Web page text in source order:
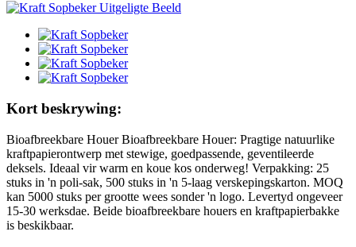
Kort beskrywing:
Bioafbreekbare Houer Bioafbreekbare Houer: Pragtige natuurlike
kraftpapierontwerp met stewige, goedpassende, geventileerde
deksels. Ideaal vir warm en koue kos onderweg! Verpakking: 25
stuks in 'n poli-sak, 500 stuks in 'n 5-laag verskepingskarton. MOQ
kan 5000 stuks per grootte wees sonder 'n logo. Levertyd ongeveer
15-30 werksdae. Beide bioafbreekbare houers en kraftpapierbakke
is beskikbaar.